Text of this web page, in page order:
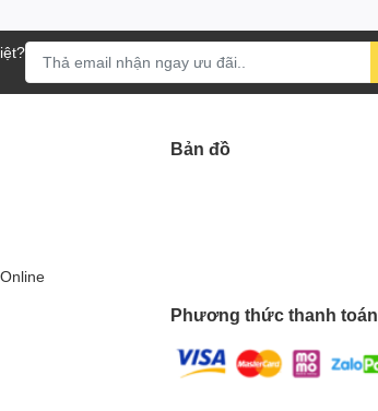
Bản đồ
Phương thức thanh toán